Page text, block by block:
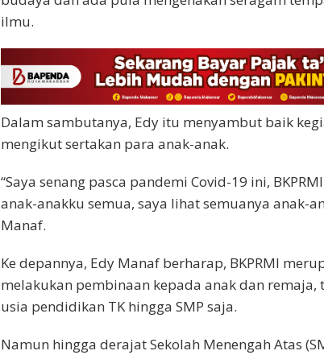
ilmu.
Dalam sambutanya, Edy itu menyambut baik
mengikut sertakan para anak-anak.
“Saya senang pasca pandemi Covid-19 ini,
anak-anakku semua, saya lihat semuanya anak-
Manaf.
Ke depannya, Edy Manaf berharap, BKPRMI
melakukan pembinaan kepada anak dan remaja,
usia pendidikan TK hingga SMP saja.
Namun hingga derajat Sekolah Menengah Atas